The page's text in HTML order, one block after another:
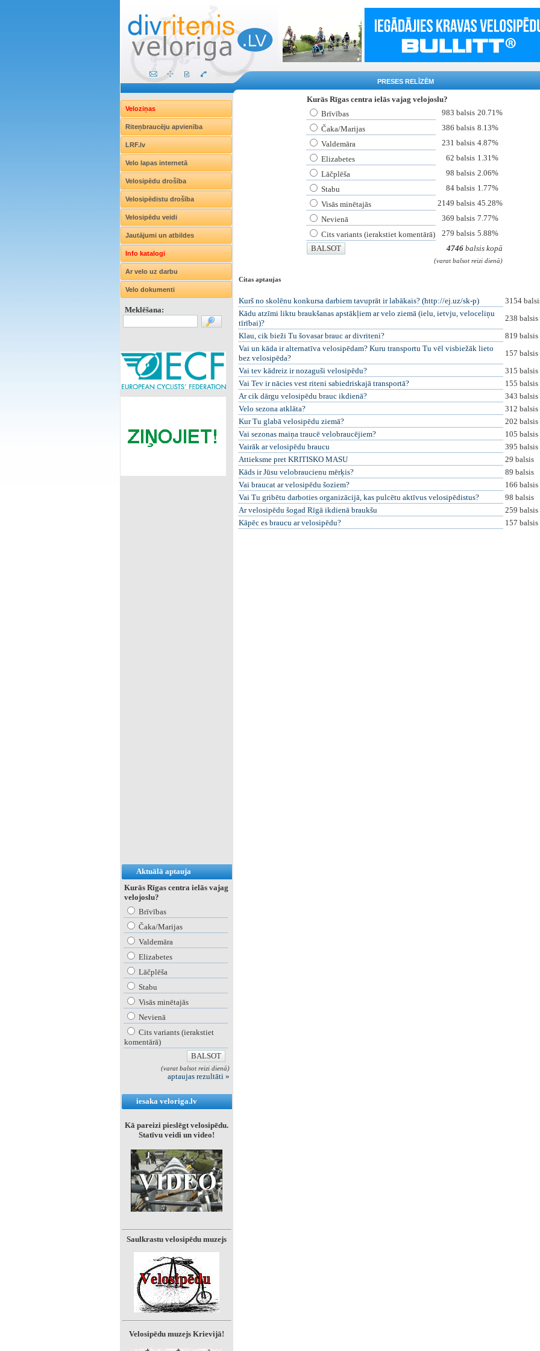
PRESES RELĪZĒM
Veloziņas
Riteņbraucēju apvienība
LRF.lv
Velo lapas internetā
Velosipēdu drošība
Velosipēdistu drošība
Velosipēdu veidi
Jautājumi un atbildes
Info katalogi
Ar velo uz darbu
Velo dokumenti
Meklēšana:
Aktuālā aptauja
Kurās Rīgas centra ielās vajag
velojoslu?
Brīvības
Čaka/Marijas
Valdemāra
Elizabetes
Lāčplēša
Stabu
Visās minētajās
Nevienā
Cits variants (ierakstiet
komentārā)
(varat balsot reizi dienā)
aptaujas rezultāti »
iesaka veloriga.lv
Kā pareizi pieslēgt velosipēdu.
Statīvu veidi un video!
Saulkrastu velosipēdu muzejs
Velosipēdu muzejs Krievijā!
Kurās Rīgas centra ielās vajag velojoslu?
Brīvības
983 balsis 20.71%
Čaka/Marijas
386 balsis 8.13%
Valdemāra
231 balsis 4.87%
Elizabetes
62 balsis 1.31%
Lāčplēša
98 balsis 2.06%
Stabu
84 balsis 1.77%
Visās minētajās
2149 balsis 45.28%
Nevienā
369 balsis 7.77%
Cits variants (ierakstiet komentārā)
279 balsis 5.88%
4746 balsis kopā
(varat balsot reizi dienā)
Citas aptaujas
Kurš no skolēnu konkursa darbiem tavuprāt ir labākais? (http://ej.uz/sk-p)
3154
Kādu atzīmi liktu braukšanas apstākļiem ar velo ziemā (ielu, ietvju, veloceliņu
tīrībai)?
238 balsis
Klau, cik bieži Tu šovasar brauc ar divriteni?
819 balsis
Vai un kāda ir alternatīva velosipēdam? Kuru transportu Tu vēl visbiežāk lieto
bez velosipēda?
157 balsis
Vai tev kādreiz ir nozaguši velosipēdu?
315 balsis
Vai Tev ir nācies vest riteni sabiedriskajā transportā?
155 balsis
Ar cik dārgu velosipēdu brauc ikdienā?
343 balsis
Velo sezona atklāta?
312 balsis
Kur Tu glabā velosipēdu ziemā?
202 balsis
Vai sezonas maiņa traucē velobraucējiem?
105 balsis
Vairāk ar velosipēdu braucu
395 balsis
Attieksme pret KRITISKO MASU
29 balsis
Kāds ir Jūsu velobraucienu mērķis?
89 balsis
Vai braucat ar velosipēdu šoziem?
166 balsis
Vai Tu gribētu darboties organizācijā, kas pulcētu aktīvus velosipēdistus?
98 balsis
Ar velosipēdu šogad Rīgā ikdienā braukšu
259 balsis
Kāpēc es braucu ar velosipēdu?
157 balsis